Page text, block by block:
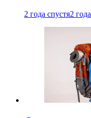
2 года спустя2